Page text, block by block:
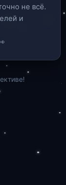
не всё.
и